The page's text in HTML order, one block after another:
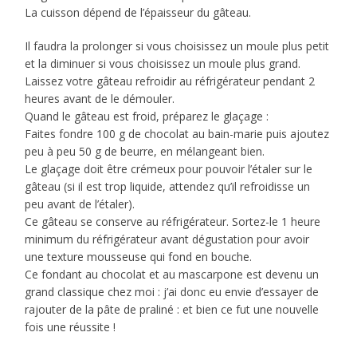
La cuisson dépend de l’épaisseur du gâteau.
Il faudra la prolonger si vous choisissez un moule plus petit
et la diminuer si vous choisissez un moule plus grand.
Laissez votre gâteau refroidir au réfrigérateur pendant 2
heures avant de le démouler.
Quand le gâteau est froid, préparez le glaçage :
Faites fondre 100 g de chocolat au bain-marie puis ajoutez
peu à peu 50 g de beurre, en mélangeant bien.
Le glaçage doit être crémeux pour pouvoir l’étaler sur le
gâteau (si il est trop liquide, attendez qu’il refroidisse un
peu avant de l’étaler).
Ce gâteau se conserve au réfrigérateur. Sortez-le 1 heure
minimum du réfrigérateur avant dégustation pour avoir
une texture mousseuse qui fond en bouche.
Ce fondant au chocolat et au mascarpone est devenu un
grand classique chez moi : j’ai donc eu envie d’essayer de
rajouter de la pâte de praliné : et bien ce fut une nouvelle
fois une réussite !